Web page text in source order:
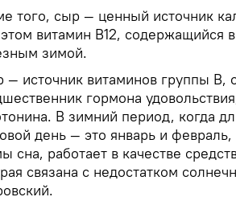
того, сыр — ценный источник
витамин B12, содержащийся
зимой.
источник витаминов группы B,
гормона
В зимний период, когда
день — это январь и
сна, работает в качестве
связана с недостатком